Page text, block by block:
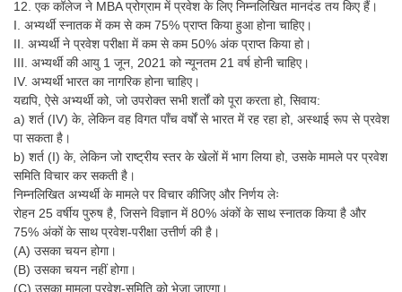
12. एक कॉलेज ने MBA प्रोग्राम में प्रवेश के लिए निम्नलिखित मानदंड तय किए हैं।
I. अभ्यर्थी स्नातक में कम से कम 75% प्राप्त किया हुआ होना चाहिए।
II. अभ्यर्थी ने प्रवेश परीक्षा में कम से कम 50% अंक प्राप्त किया हो।
III. अभ्यर्थी की आयु 1 जून, 2021 को न्यूनतम 21 वर्ष होनी चाहिए।
IV. अभ्यर्थी भारत का नागरिक होना चाहिए।
यद्यपि, ऐसे अभ्यर्थी को, जो उपरोक्त सभी शर्तों को पूरा करता हो, सिवाय:
a) शर्त (IV) के, लेकिन वह विगत पाँच वर्षों से भारत में रह रहा हो, अस्थाई रूप से प्रवेश
पा सकता है।
b) शर्त (I) के, लेकिन जो राष्ट्रीय स्तर के खेलों में भाग लिया हो, उसके मामले पर प्रवेश
समिति विचार कर सकती है।
निम्नलिखित अभ्यर्थी के मामले पर विचार कीजिए और निर्णय लेः
रोहन 25 वर्षीय पुरुष है, जिसने विज्ञान में 80% अंकों के साथ स्नातक किया है और
75% अंकों के साथ प्रवेश-परीक्षा उत्तीर्ण की है।
(A) उसका चयन होगा।
(B) उसका चयन नहीं होगा।
(C) उसका मामला प्रवेश-समिति को भेजा जाएगा।